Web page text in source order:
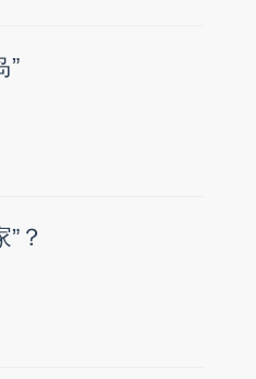
”
？